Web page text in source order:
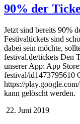
90% der
Jetzt sind bereits 90%
Festivaltickets sind
dabei sein möchte,
festival.de/tickets Den
unserer App: App
festival/id1473795610
https://
kann gelöscht werden.
22. Juni 2019